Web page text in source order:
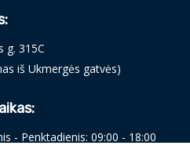
g. 315C
iš Ukmergės gatvės)
- Penktadienis: 09:00 - 18:00